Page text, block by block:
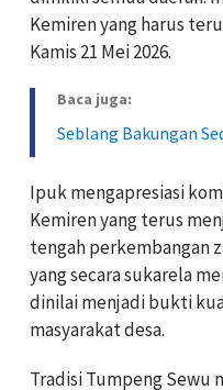
Kemiren yang harus
Kamis 21 Mei 2026.
Baca juga:
Seblang Bakungan
Ipuk mengapresiasi
Kemiren yang terus
tengah perkembangan
yang secara sukarela
dinilai menjadi bukti
masyarakat desa.
Tradisi Tumpeng